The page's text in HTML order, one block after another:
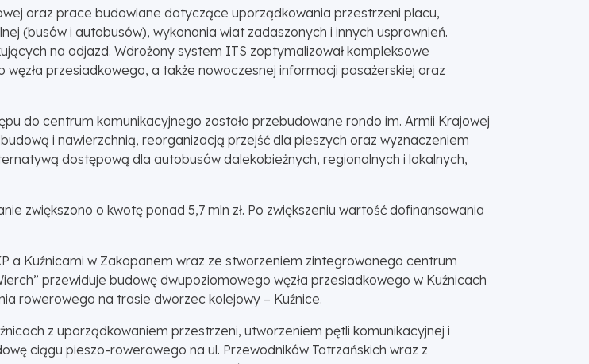
oraz prace budowlane dotyczące uporządkowania przestrzeni placu,
(busów i autobusów), wykonania wiat zadaszonych i innych usprawnień.
na odjazd. Wdrożony system ITS zoptymalizował kompleksowe
przesiadkowego, a także nowoczesnej informacji pasażerskiej oraz
do centrum komunikacyjnego zostało przebudowane rondo im. Armii Krajowej
i nawierzchnią, reorganizacją przejść dla pieszych oraz wyznaczeniem
dostępową dla autobusów dalekobieżnych, regionalnych i lokalnych,
zwiększono o kwotę ponad 5,7 mln zł. Po zwiększeniu wartość dofinansowania
a Kuźnicami w Zakopanem wraz ze stworzeniem zintegrowanego centrum
przewiduje budowę dwupoziomowego węzła przesiadkowego w Kuźnicach
rowerowego na trasie dworzec kolejowy – Kuźnice.
z uporządkowaniem przestrzeni, utworzeniem pętli komunikacyjnej i
ciągu pieszo-rowerowego na ul. Przewodników Tatrzańskich wraz z